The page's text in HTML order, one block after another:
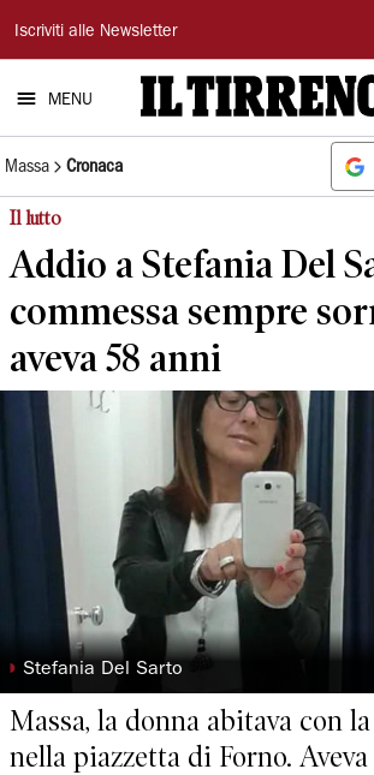
Il
Tirreno
Iscriviti alle Newsletter
MENU
Massa Cronaca
Il lutto
Addio a Stefania Del
commessa sempre
aveva 58 anni
◗ Stefania Del Sarto
Massa, la donna abitava con
nella piazzetta di Forno.